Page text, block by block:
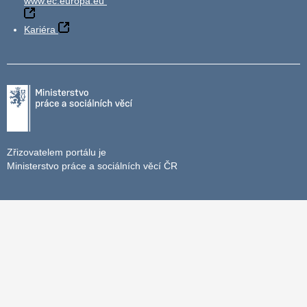
Kariéra
Zřizovatelem portálu je
Ministerstvo práce a sociálních věcí ČR